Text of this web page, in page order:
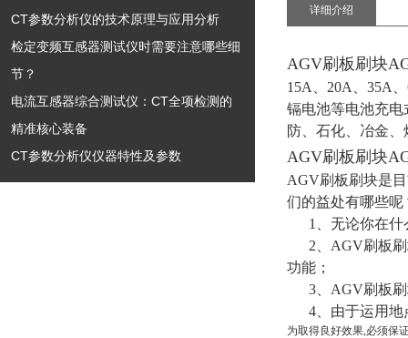
CT参数分析仪的技术原理与应用分析
检定变频互感器测试仪时需要注意哪些细
节？
电流互感器综合测试仪：CT全项检测的
精准核心装备
CT参数分析仪仪器特性及参数
详细介绍
AGV刷板刷块
15A、20A、35A
镉电池等电池充
防、石化、冶金
AGV刷板刷块
AGV刷板刷块是
们的益处有哪些呢
1、无论你在什
2、AGV刷板刷
功能；
3、AGV刷板刷
4、由于运用地
为取得良好效果,必须保